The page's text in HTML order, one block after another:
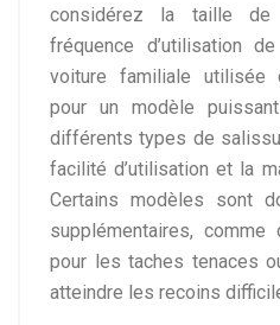
considérez la taille
fréquence d’utilisation
voiture familiale utilisée
pour un modèle
différents types de
facilité d’utilisation et la
Certains modèles sont
supplémentaires,
pour les taches tenaces
atteindre les recoins